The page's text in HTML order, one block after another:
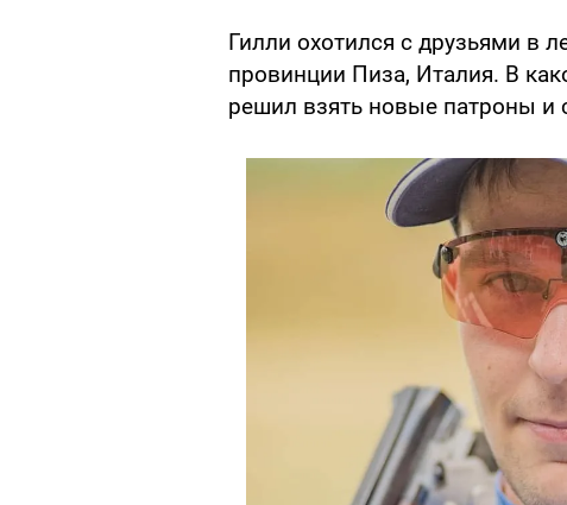
Гилли охотился с друзьями в
провинции Пиза, Италия. В
решил взять новые патроны и